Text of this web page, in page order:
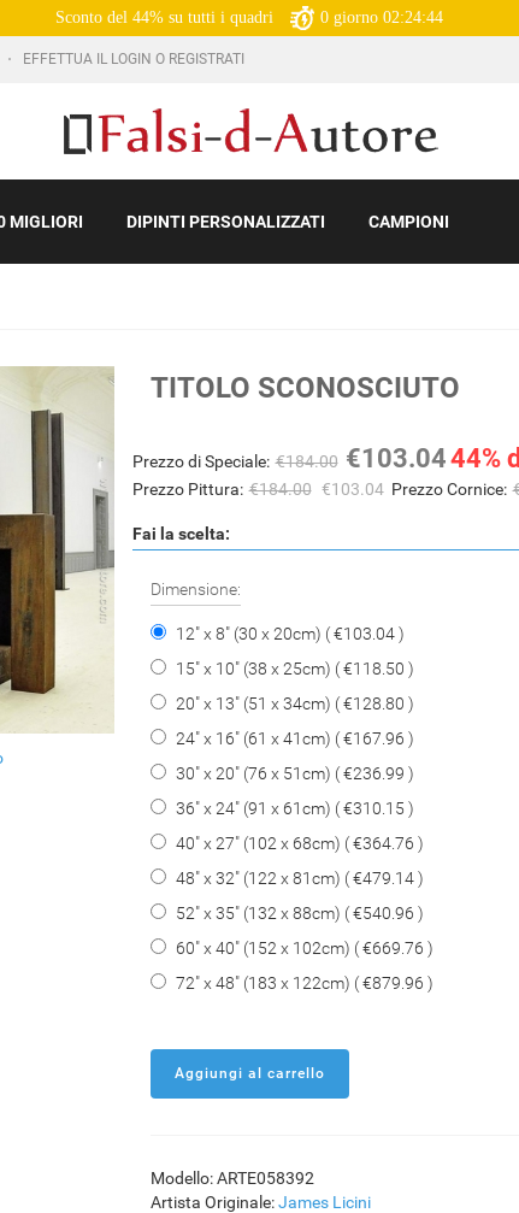
Sconto del 44% su tutti i quadri 0 giorno 02:24:43
EFFETTUA IL LOGIN O REGISTRATI
MIGLIORI DIPINTI PERSONALIZZATI CAMPIONI
TITOLO SCONOSCIUTO
Prezzo di Speciale: €184.00 €103.0444%
Prezzo Pittura: €184.00 €103.04 Prezzo Cornice:
Fai la scelta:
Dimensione:
12" x 8" (30 x 20cm) ( €103.04 )
15" x 10" (38 x 25cm) ( €118.50 )
20" x 13" (51 x 34cm) ( €128.80 )
24" x 16" (61 x 41cm) ( €167.96 )
30" x 20" (76 x 51cm) ( €236.99 )
36" x 24" (91 x 61cm) ( €310.15 )
40" x 27" (102 x 68cm) ( €364.76 )
48" x 32" (122 x 81cm) ( €479.14 )
52" x 35" (132 x 88cm) ( €540.96 )
60" x 40" (152 x 102cm) ( €669.76 )
72" x 48" (183 x 122cm) ( €879.96 )
Modello: ARTE058392
Artista Originale:James Licini